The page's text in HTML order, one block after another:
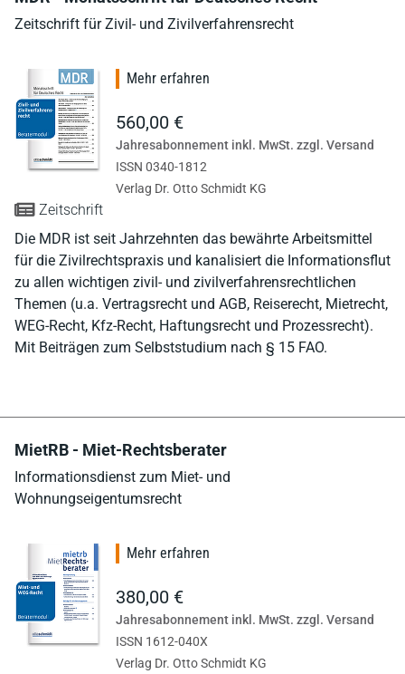
Zeitschrift für Zivil- und Zivilverfahrensrecht
Zeitschrift
Die MDR ist seit Jahrzehnten das bewährte Arbeitsmittel
für die Zivilrechtspraxis und kanalisiert die Informationsflut
zu allen wichtigen zivil- und zivilverfahrensrechtlichen
Themen (u.a. Vertragsrecht und AGB, Reiserecht, Mietrecht,
WEG-Recht, Kfz-Recht, Haftungsrecht und Prozessrecht).
Mit Beiträgen zum Selbststudium nach § 15 FAO.
Mehr erfahren
560,00 €
Jahresabonnement inkl. MwSt. zzgl. Versand
ISSN 0340-1812
Verlag Dr. Otto Schmidt KG
MietRB - Miet-Rechtsberater
Informationsdienst zum Miet- und
Wohnungseigentumsrecht
Mehr erfahren
380,00 €
Jahresabonnement inkl. MwSt. zzgl. Versand
ISSN 1612-040X
Verlag Dr. Otto Schmidt KG